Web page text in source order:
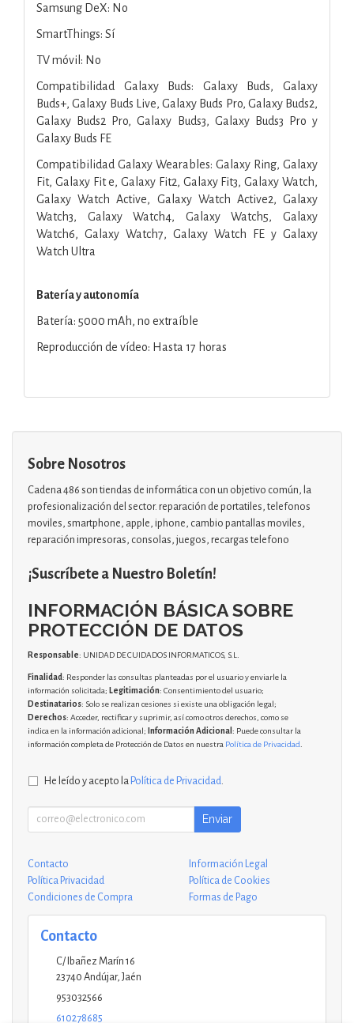
Samsung DeX: No
SmartThings: Sí
TV móvil: No
Compatibilidad Galaxy Buds: Galaxy Buds, Galaxy
Buds+, Galaxy Buds Live, Galaxy Buds Pro, Galaxy Buds2,
Galaxy Buds2 Pro, Galaxy Buds3, Galaxy Buds3 Pro y
Galaxy Buds FE
Compatibilidad Galaxy Wearables: Galaxy Ring, Galaxy
Fit, Galaxy Fit e, Galaxy Fit2, Galaxy Fit3, Galaxy Watch,
Galaxy Watch Active, Galaxy Watch Active2, Galaxy
Watch3, Galaxy Watch4, Galaxy Watch5, Galaxy
Watch6, Galaxy Watch7, Galaxy Watch FE y Galaxy
Watch Ultra
Batería y autonomía
Batería: 5000 mAh, no extraíble
Reproducción de vídeo: Hasta 17 horas
Sobre Nosotros
Cadena 486 son tiendas de informática con un objetivo común, la
profesionalización del sector. reparación de portatiles, telefonos
moviles, smartphone, apple, iphone, cambio pantallas moviles,
reparación impresoras, consolas, juegos, recargas telefono
¡Suscríbete a Nuestro Boletín!
INFORMACIÓN BÁSICA SOBRE
PROTECCIÓN DE DATOS
Responsable: UNIDAD DE CUIDADOS INFORMATICOS, S.L.
Finalidad: Responder las consultas planteadas por el usuario y enviarle la
información solicitada; Legitimación: Consentimiento del usuario;
Destinatarios: Solo se realizan cesiones si existe una obligación legal;
Derechos: Acceder, rectificar y suprimir, así como otros derechos, como se
indica en la información adicional; Información Adicional : Puede consultar la
información completa de Protección de Datos en nuestra Política de Privacidad
He leído y acepto la Política de Privacidad
Enviar
Contacto
Información Legal
Política Privacidad
Política de Cookies
Condiciones de Compra
Formas de Pago
Contacto
C/ Ibañez Marín 16
23740 Andújar, Jaén
953032566
610278685